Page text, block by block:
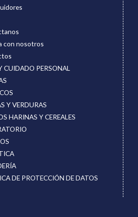
con nosotros
CUIDADO PERSONAL
Y VERDURAS
HARINAS Y CEREALES
DE PROTECCIÓN DE DATOS